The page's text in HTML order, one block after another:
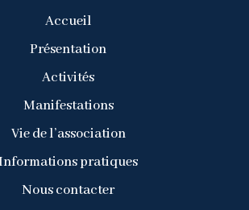
Accueil
Présentation
Activités
Manifestations
Vie de l’association
pratiques
Nous contacter